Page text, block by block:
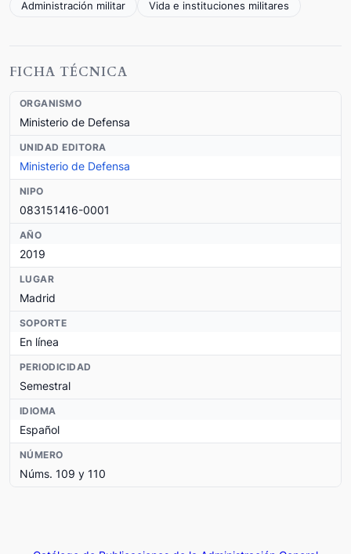
Administración militar
Vida e instituciones militares
FICHA TÉCNICA
ORGANISMO
Ministerio de Defensa
UNIDAD EDITORA
Ministerio de Defensa
NIPO
083151416-0001
AÑO
2019
LUGAR
Madrid
SOPORTE
En línea
PERIODICIDAD
Semestral
IDIOMA
Español
NÚMERO
Núms. 109 y 110